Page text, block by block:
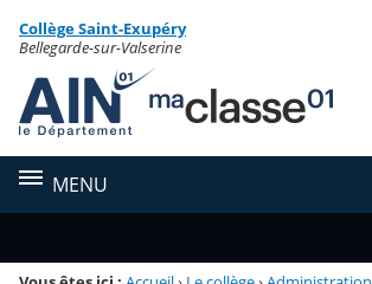
Menu de la rubrique
Contenu
Collège Saint-Exupéry
Bellegarde-sur-Valserine
MENU